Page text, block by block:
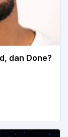
dan Done?